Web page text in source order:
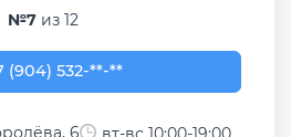
№7 из 12
(904) 532-92-16
(904) 532-**-**
6